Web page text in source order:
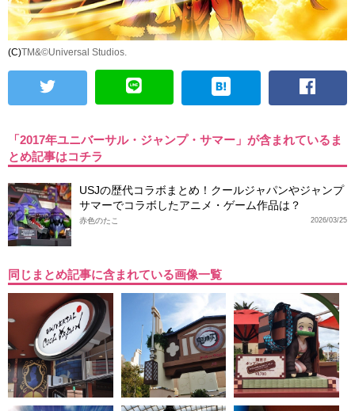
(C)TM&©Universal Studios.
「2017年ユニバーサル・ジャンプ・サマー」が含まれているま
とめ記事はコチラ
USJの歴代コラボまとめ！クールジャパンやジャンプ
サマーでコラボしたアニメ・ゲーム作品は？
2026/03/25
赤色のたこ
同じまとめ記事に含まれている画像一覧